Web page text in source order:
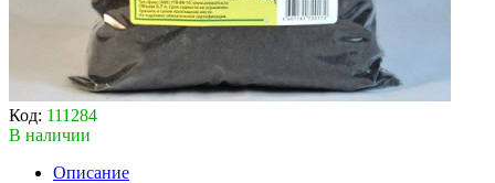
Код: 111284
В наличии
Описание